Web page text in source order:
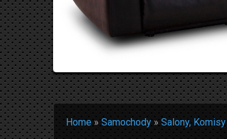
Home»Samochody»Salony, Komisy